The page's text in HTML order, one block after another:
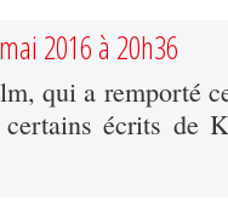
2016 à 20h36
qui a remporté
certains écrits de